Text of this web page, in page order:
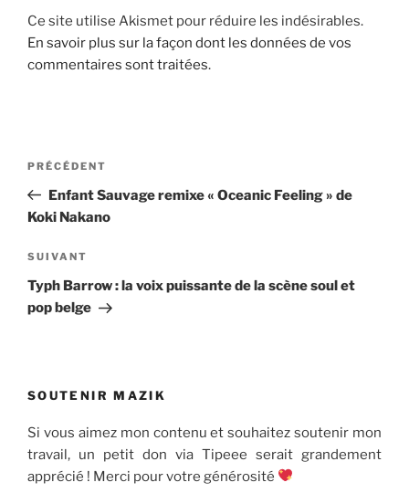
Ce site utilise Akismet pour réduire les indésirables.
En savoir plus sur la façon dont les données de vos
commentaires sont traitées.
Navigation
l’article
Article
précédent
PRÉCÉDENT
Enfant Sauvage remixe « Oceanic Feeling » de
Koki Nakano
Article
suivant
SUIVANT
Typh Barrow : la voix puissante de la scène soul et
pop belge
SOUTENIR MAZIK
Si vous aimez mon contenu et souhaitez soutenir mon
travail, un petit don via Tipeee serait grandement
apprécié ! Merci pour votre générosité